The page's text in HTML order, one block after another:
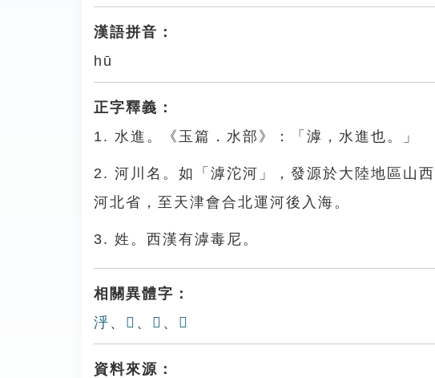
漢語拼音：
hū
正字釋義：
1. 水進。《玉篇．水部》：「滹，水進也。」
2. 河川名。如「滹沱河」，發源於大陸地區山
河北省，至天津會合北運河後入海。
3. 姓。西漢有滹毒尼。
相關異體字：
泘 、 𣼻 、 𣿋 、 𤀶
資料來源：